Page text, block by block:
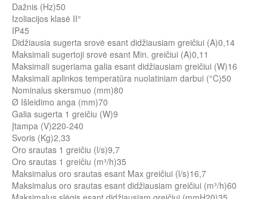
Dažnis (Hz)50
Izoliacijos klasė II°
IP45
Didžiausia sugerta srovė esant didžiausiam greičiui (A)0,14
Maksimali sugertoji srovė esant Min. greičiui (A)0,11
Maksimali sugeriama galia esant didžiausiam greičiui (W)16
Maksimali aplinkos temperatūra nuolatiniam darbui (°C)50
Nominalus skersmuo (mm)80
Ø Išleidimo anga (mm)70
Galia sugerta 1 greičiu (W)9
Įtampa (V)220-240
Svoris (Kg)2,33
Oro srautas 1 greičiu (l/s)9,7
Oro srautas 1 greičiu (m³/h)35
Maksimalus oro srautas esant Max greičiui (l/s)16,7
Maksimalus oro srautas esant didžiausiam greičiui (m³/h)60